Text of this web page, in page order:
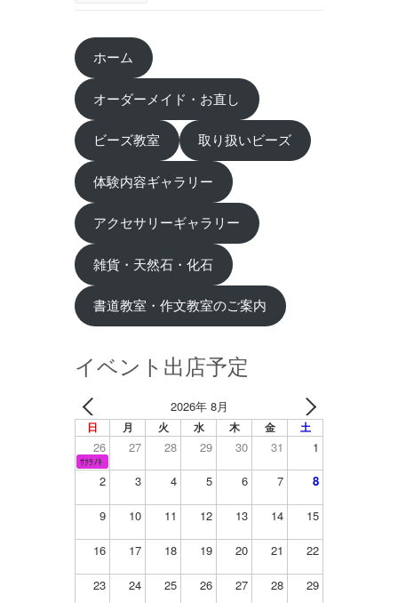
ホーム
オーダーメイド・お直し
ビーズ教室 取り扱いビーズ
体験内容ギャラリー
アクセサリーギャラリー
雑貨・天然石・化石
書道教室・作文教室のご案内
イベント出店予定
2026年 8月
日 月 火 水 木 金 土
26 27 28 29 30 31 1
ｻｸﾗﾉｷ
2 3 4 5 6 7 8
9 10 11 12 13 14 15
16 17 18 19 20 21 22
23 24 25 26 27 28 29